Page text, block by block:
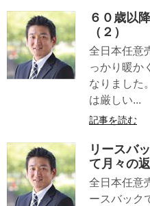
６０歳以
（２）
全日本任意
っかり暖か
なりました
は厳しい...
記事を読む
リースバ
て月々の
全日本任意
ースバック